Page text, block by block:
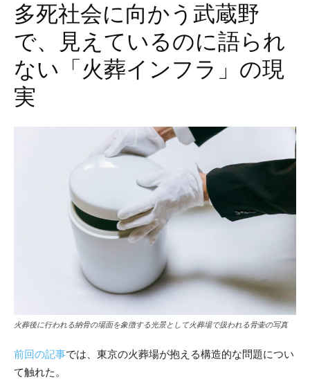
多死社会に向かう武蔵野
で、見えているのに語られ
ない「火葬インフラ」の現
実
火葬後に行われる納骨の場面を象徴する光景として火葬場で扱われる骨壷の写真
前回の記事では、東京の火葬場が抱える構造的な問題につい
て触れた。